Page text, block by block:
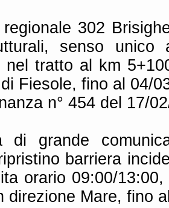
302
senso unico
nel tratto al km
Fiesole, fino al 04/
n° 454 del 17/
di grande
barriera
orario 09:00/
direzione Mare, fino